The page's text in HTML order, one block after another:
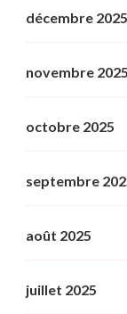
décembre 2025
novembre 2025
octobre 2025
septembre
août 2025
juillet 2025